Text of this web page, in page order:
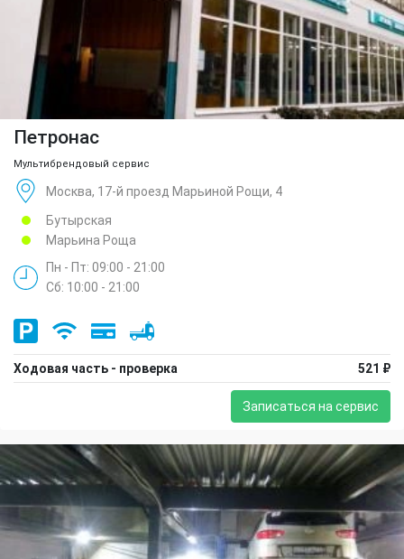
Петронас
Мультибрендовый сервис
Москва, 17-й проезд Марьиной Рощи, 4
Бутырская
Марьина Роща
Пн - Пт: 09:00 - 21:00
Сб: 10:00 - 21:00
Ходовая часть - проверка 521 ₽
Записаться на сервис